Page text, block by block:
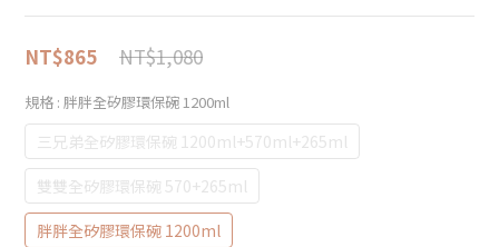
NT$1,080
NT$865
規格 : 胖胖全矽膠環保碗 1200ml
三兄弟全矽膠環保碗 1200ml+570ml+265ml
雙雙全矽膠環保碗 570+265ml
胖胖全矽膠環保碗 1200ml